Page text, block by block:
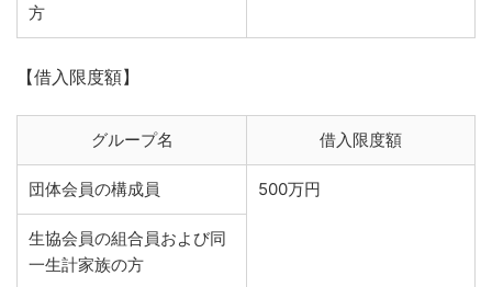
方
【借入限度額】
グループ名 借入限度額
団体会員の構成員 500万円
生協会員の組合員および同
一生計家族の方